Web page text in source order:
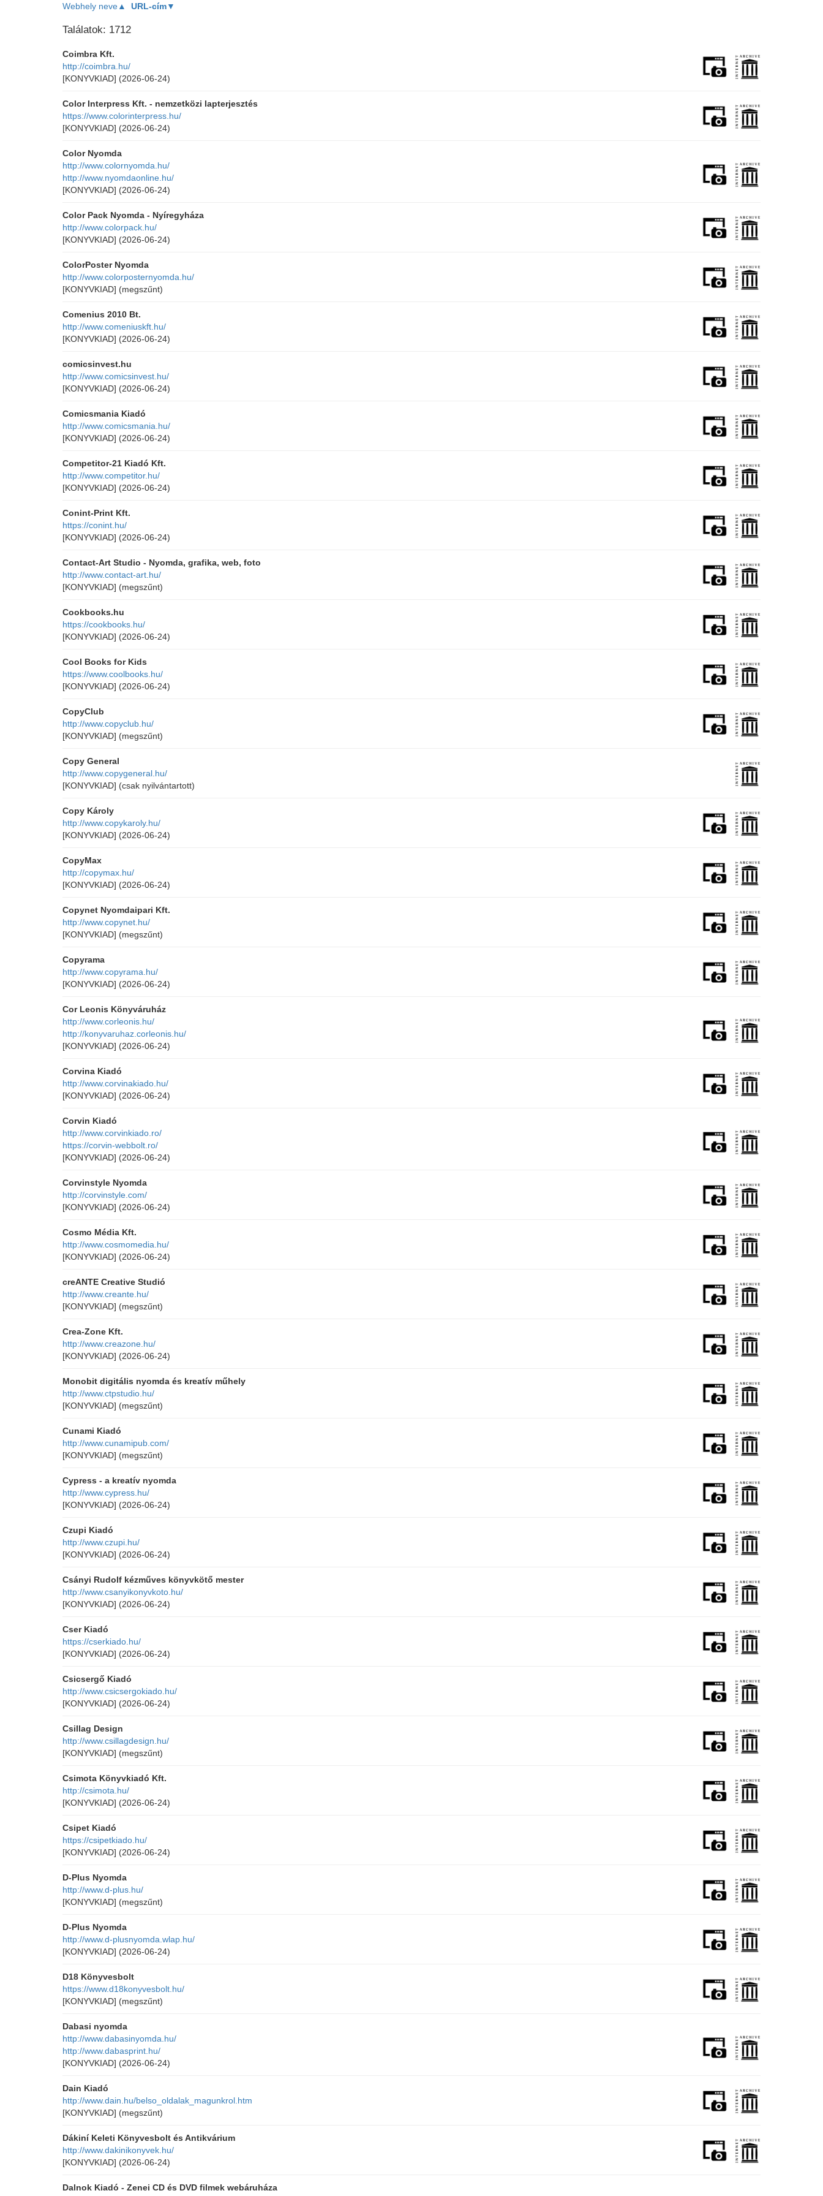
Webhely neve▲ URL-cím▼
Találatok: 1712
Coimbra Kft.
http://coimbra.hu/
[KONYVKIAD] (2026-06-24)
Color Interpress Kft. - nemzetközi lapterjesztés
https://www.colorinterpress.hu/
[KONYVKIAD] (2026-06-24)
Color Nyomda
http://www.colornyomda.hu/
http://www.nyomdaonline.hu/
[KONYVKIAD] (2026-06-24)
Color Pack Nyomda - Nyíregyháza
http://www.colorpack.hu/
[KONYVKIAD] (2026-06-24)
ColorPoster Nyomda
http://www.colorposternyomda.hu/
[KONYVKIAD] (megszűnt)
Comenius 2010 Bt.
http://www.comeniuskft.hu/
[KONYVKIAD] (2026-06-24)
comicsinvest.hu
http://www.comicsinvest.hu/
[KONYVKIAD] (2026-06-24)
Comicsmania Kiadó
http://www.comicsmania.hu/
[KONYVKIAD] (2026-06-24)
Competitor-21 Kiadó Kft.
http://www.competitor.hu/
[KONYVKIAD] (2026-06-24)
Conint-Print Kft.
https://conint.hu/
[KONYVKIAD] (2026-06-24)
Contact-Art Studio - Nyomda, grafika, web, foto
http://www.contact-art.hu/
[KONYVKIAD] (megszűnt)
Cookbooks.hu
https://cookbooks.hu/
[KONYVKIAD] (2026-06-24)
Cool Books for Kids
https://www.coolbooks.hu/
[KONYVKIAD] (2026-06-24)
CopyClub
http://www.copyclub.hu/
[KONYVKIAD] (megszűnt)
Copy General
http://www.copygeneral.hu/
[KONYVKIAD] (csak nyilvántartott)
Copy Károly
http://www.copykaroly.hu/
[KONYVKIAD] (2026-06-24)
CopyMax
http://copymax.hu/
[KONYVKIAD] (2026-06-24)
Copynet Nyomdaipari Kft.
http://www.copynet.hu/
[KONYVKIAD] (megszűnt)
Copyrama
http://www.copyrama.hu/
[KONYVKIAD] (2026-06-24)
Cor Leonis Könyváruház
http://www.corleonis.hu/
http://konyvaruhaz.corleonis.hu/
[KONYVKIAD] (2026-06-24)
Corvina Kiadó
http://www.corvinakiado.hu/
[KONYVKIAD] (2026-06-24)
Corvin Kiadó
http://www.corvinkiado.ro/
https://corvin-webbolt.ro/
[KONYVKIAD] (2026-06-24)
Corvinstyle Nyomda
http://corvinstyle.com/
[KONYVKIAD] (2026-06-24)
Cosmo Média Kft.
http://www.cosmomedia.hu/
[KONYVKIAD] (2026-06-24)
creANTE Creative Studió
http://www.creante.hu/
[KONYVKIAD] (megszűnt)
Crea-Zone Kft.
http://www.creazone.hu/
[KONYVKIAD] (2026-06-24)
Monobit digitális nyomda és kreatív műhely
http://www.ctpstudio.hu/
[KONYVKIAD] (megszűnt)
Cunami Kiadó
http://www.cunamipub.com/
[KONYVKIAD] (megszűnt)
Cypress - a kreatív nyomda
http://www.cypress.hu/
[KONYVKIAD] (2026-06-24)
Czupi Kiadó
http://www.czupi.hu/
[KONYVKIAD] (2026-06-24)
Csányi Rudolf kézműves könyvkötő mester
http://www.csanyikonyvkoto.hu/
[KONYVKIAD] (2026-06-24)
Cser Kiadó
https://cserkiado.hu/
[KONYVKIAD] (2026-06-24)
Csicsergő Kiadó
http://www.csicsergokiado.hu/
[KONYVKIAD] (2026-06-24)
Csillag Design
http://www.csillagdesign.hu/
[KONYVKIAD] (megszűnt)
Csimota Könyvkiadó Kft.
http://csimota.hu/
[KONYVKIAD] (2026-06-24)
Csipet Kiadó
https://csipetkiado.hu/
[KONYVKIAD] (2026-06-24)
D-Plus Nyomda
http://www.d-plus.hu/
[KONYVKIAD] (megszűnt)
D-Plus Nyomda
http://www.d-plusnyomda.wlap.hu/
[KONYVKIAD] (2026-06-24)
D18 Könyvesbolt
https://www.d18konyvesbolt.hu/
[KONYVKIAD] (megszűnt)
Dabasi nyomda
http://www.dabasinyomda.hu/
http://www.dabasprint.hu/
[KONYVKIAD] (2026-06-24)
Dain Kiadó
http://www.dain.hu/belso_oldalak_magunkrol.htm
[KONYVKIAD] (megszűnt)
Dákiní Keleti Könyvesbolt és Antikvárium
http://www.dakinikonyvek.hu/
[KONYVKIAD] (2026-06-24)
Dalnok Kiadó - Zenei CD és DVD filmek webáruháza